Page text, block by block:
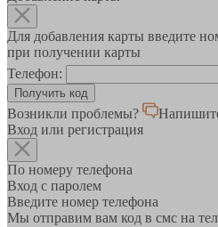
Для добавления карты введите
при получении карты
Телефон:
Возникли проблемы?
Вход или регистрация
По номеру телефона
Вход с паролем
Введите номер телефона
Мы отправим вам код в смс на